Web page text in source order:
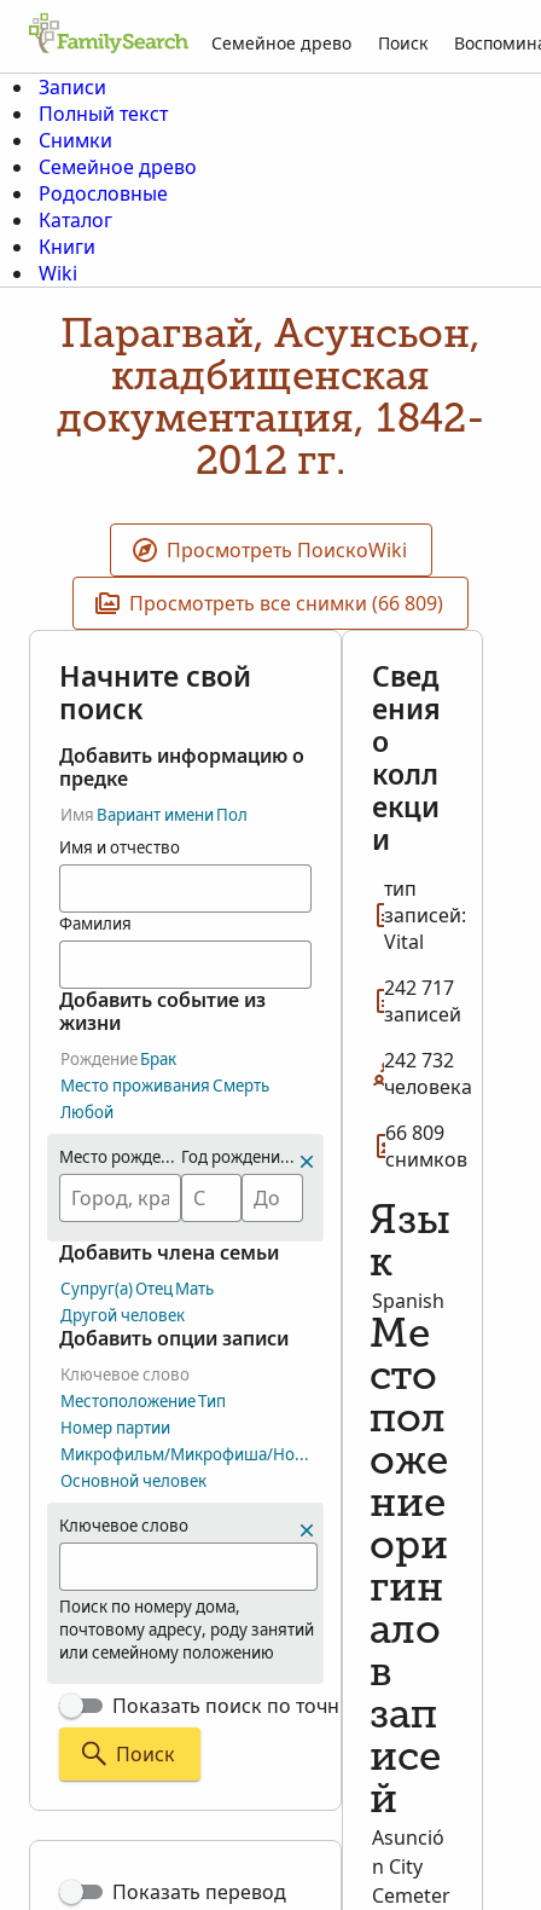
Семейное древо Поиск
Записи
Полный текст
Снимки
Семейное древо
Родословные
Каталог
Книги
Wiki
Парагвай, Асунсьон,
кладбищенская
документация, 1842-
2012 гг.
Просмотреть ПоискоWiki
Просмотреть все снимки (66 809)
Начните свой
поиск
Добавить информацию о
предке
Имя Вариант имениПол
Имя и отчество
Фамилия
Добавить событие из
жизни
РождениеБрак
Место проживанияСмерть
Любой
Место рождения Год рождения (диапазон)
Добавить члена семьи
Супруг(а)ОтецМать
Другой человек
Добавить опции записи
Ключевое слово
МестоположениеТип
Номер партии
Микрофильм/Микрофиша/Номер группы снимков (DGS)
Основной человек
Ключевое слово
Поиск по номеру дома,
почтовому адресу, роду занятий
или семейному положению
Показать поиск по точным критериям
Поиск
Показать перевод
Свед
ения
о
колл
екци
и
тип
записей:
Vital
242 717
записей
242 732
человека
66 809
снимков
Язы
к
Spanish
Ме
сто
пол
оже
ние
ори
гин
ало
в
зап
исе
й
Asunció
n City
Cemeter